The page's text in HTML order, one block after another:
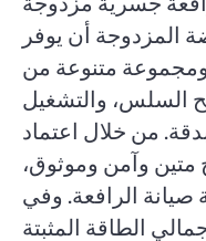
المزدوجة أن يوفر
متنوعة من
السلس، والتشغيل
من خلال اعتماد
متين وآمن وموثوق،
الرافعة. وفي
الطاقة المثبتة